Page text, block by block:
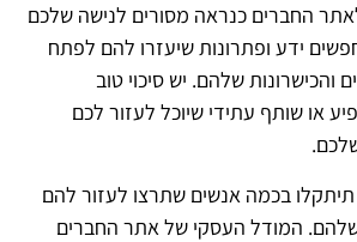
החברים כנראה מסורים לנישה שלכם
ידע ופתרונות שיעזרו להם לפתח
והכישרונות שלהם. יש סיכוי טוב
או שותף עתידי שיוכל לעזור לכם
תיתקלו בכמה אנשים שתרצו לעזור להם
המודל העסקי של אתר החברים